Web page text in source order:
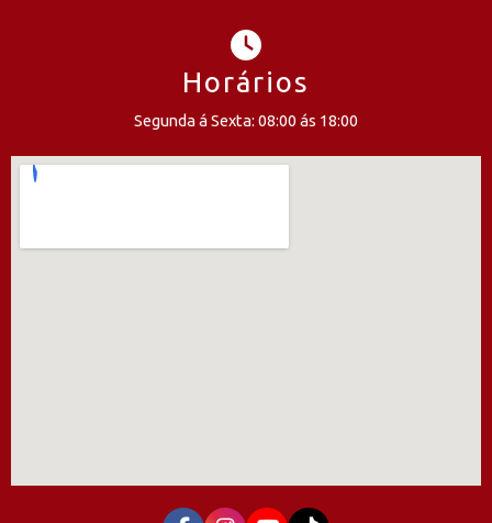
Horários
Segunda á Sexta: 08:00 ás 18:00